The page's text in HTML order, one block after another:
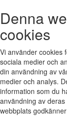
Denna
cookies
Vi använder cookies
sociala medier och
din användning av
medier och analys.
information som du
användning av
webbplats